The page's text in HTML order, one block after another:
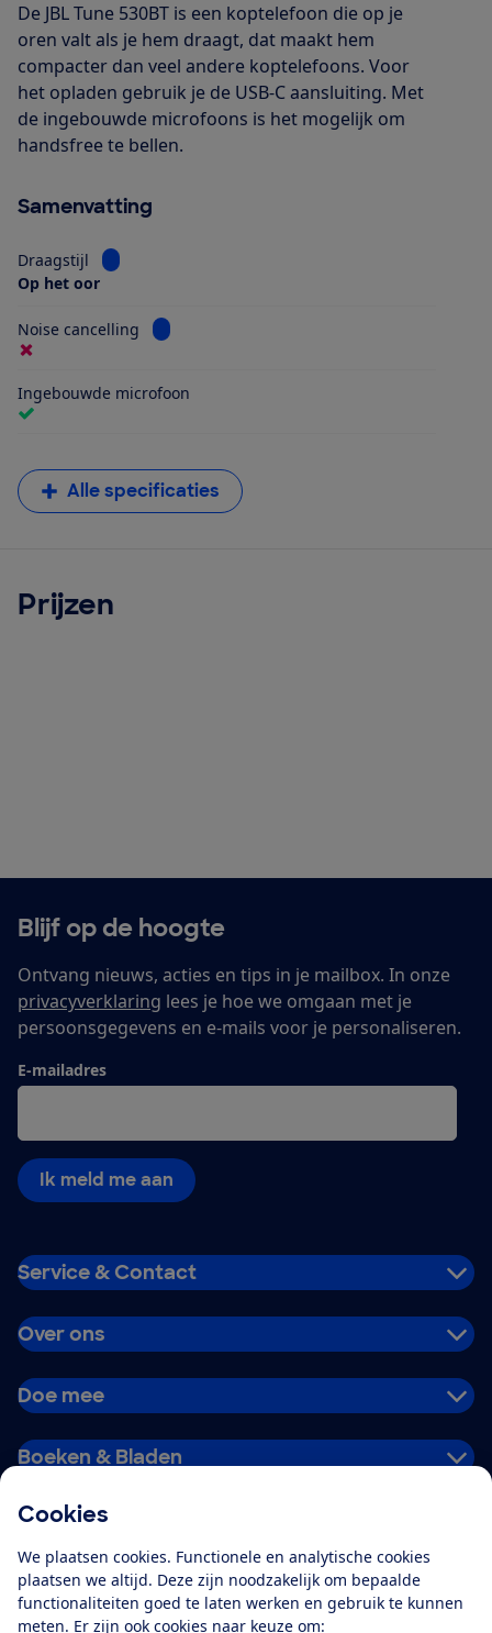
Cookies
We plaatsen cookies. Functionele en analytische cookies
plaatsen we altijd. Deze zijn noodzakelijk om bepaalde
functionaliteiten goed te laten werken en gebruik te kunnen
meten. Er zijn ook cookies naar keuze om:
De JBL Tune 530BT is een koptelefoon die op je
oren valt als je hem draagt, dat maakt hem
compacter dan veel andere koptelefoons. Voor
het opladen gebruik je de USB-C aansluiting. Met
de ingebouwde microfoons is het mogelijk om
handsfree te bellen.
Samenvatting
Draagstijl
Bekijk informatie voor Draagstijl
Op het oor
Noise cancelling Bekijk informatie voor Noise cancelling
Ingebouwde microfoon
Alle specificaties
Prijzen
Blijf op de hoogte
Ontvang nieuws, acties en tips in je mailbox. In onze
privacyverklaring lees je hoe we omgaan met je
persoonsgegevens en e-mails voor je personaliseren.
E-mailadres
Ik meld me aan
Service & Contact
Over ons
Doe mee
Boeken & Bladen
Alles over de